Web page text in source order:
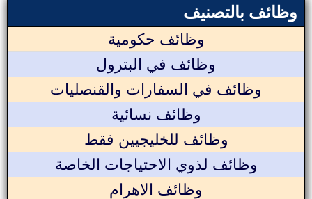
وظائف بالتصنيف
وظائف حكومية
وظائف في البترول
وظائف في السفارات والقنصليات
وظائف نسائية
وظائف للخليجيين فقط
وظائف لذوي الاحتياجات الخاصة
وظائف الاهرام